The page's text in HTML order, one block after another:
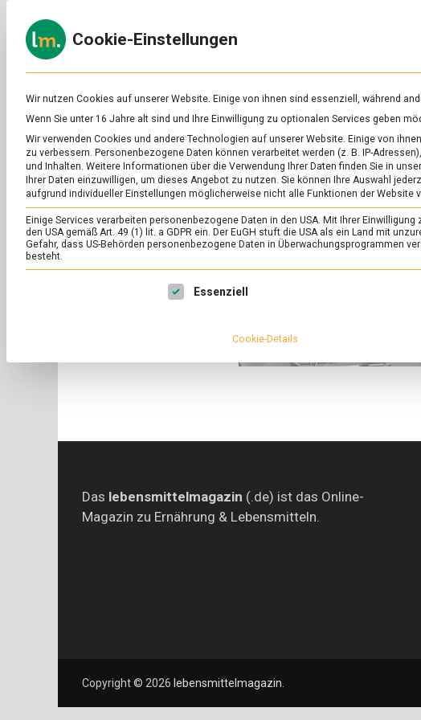
to
content
zu
&
Ernährung
SCHLAGWORT:
Das lebensmittelmagazin (.de) ist das Online-
Magazin zu Ernährung & Lebensmitteln.
Copyright © 2026 lebensmittelmagazin
Cookie-Einstellungen
Wir nutzen Cookies auf unserer Website. Einige von ihnen sind essenziell, während
Wenn Sie unter 16 Jahre alt sind und Ihre Einwilligung zu optionalen Services geben
Wir verwenden Cookies und andere Technologien auf unserer Website. Einige von
zu verbessern. Personenbezogene Daten können verarbeitet werden (z. B. IP-
und Inhalten. Weitere Informationen über die Verwendung Ihrer Daten finden Sie in
Ihrer Daten einzuwilligen, um dieses Angebot zu nutzen. Sie können Ihre Auswahl
aufgrund individueller Einstellungen möglicherweise nicht alle Funktionen der Website
Einige Services verarbeiten personenbezogene Daten in den USA. Mit Ihrer
den USA gemäß Art. 49 (1) lit. a GDPR ein. Der EuGH stuft die USA als ein Land mit
Gefahr, dass US-Behörden personenbezogene Daten in Überwachungsprogrammen
besteht.
Es folgt eine Liste der Service-Gruppen, für die eine Einwilligung
Essenziell
Cookie-Details